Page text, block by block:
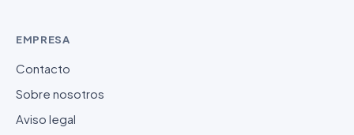
EMPRESA
Contacto
Sobre nosotros
Aviso legal